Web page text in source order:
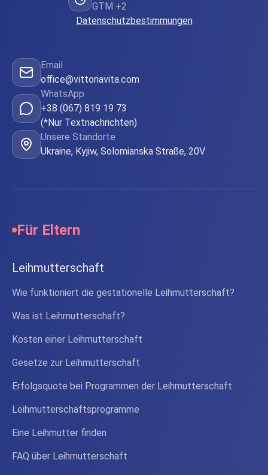
GTM +2
Datenschutzbestimmungen
Email
office@vittoriavita.com
WhatsApp
+38 (067) 819 19 73
(*Nur Textnachrichten)
Unsere Standorte
Ukraine, Kyjiw, Solomianska Straße, 20V
Für Eltern
Leihmutterschaft
Wie funktioniert die gestationelle Leihmutterschaft?
Was ist Leihmutterschaft?
Kosten einer Leihmutterschaft
Gesetze zur Leihmutterschaft
Erfolgsquote bei Programmen der Leihmutterschaft
Leihmutterschaftsprogramme
Eine Leihmutter finden
FAQ über Leihmutterschaft